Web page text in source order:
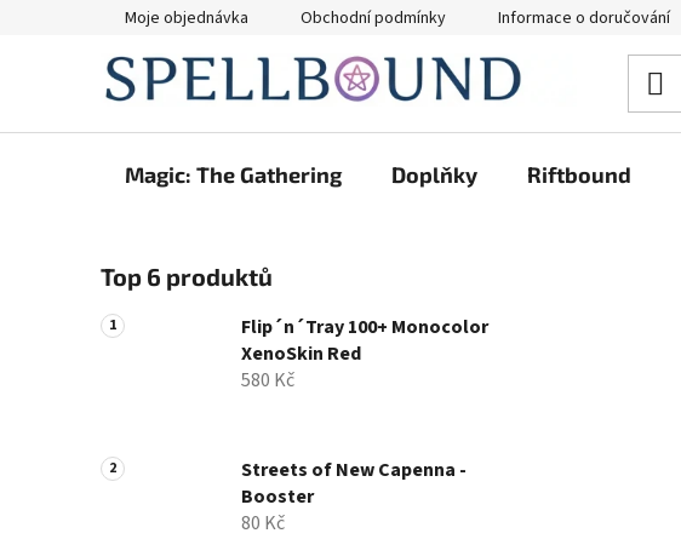
Moje objednávka Obchodní podmínky Informace o doručování
Magic: The Gathering Doplňky Riftbound
o
s
t
n
Top 6 produktů
Flip´n´Tray 100+ Monocolor
XenoSkin Red
580 Kč
Streets of New Capenna -
Booster
80 Kč